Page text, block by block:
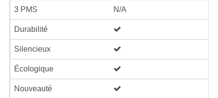
3 PMS N/A
Durabilité
Silencieux
Écologique
Nouveauté